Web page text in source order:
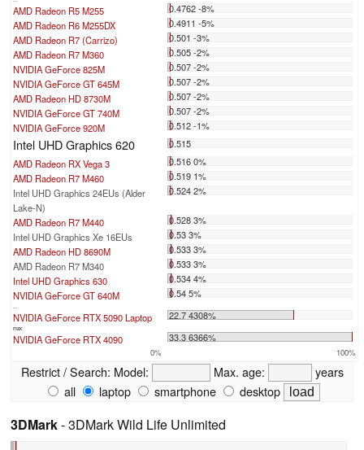
AMD Radeon R5 M255
0.4762 -8%
AMD Radeon R6 M255DX
0.4911 -5%
AMD Radeon R7 (Carrizo)
0.501 -3%
AMD Radeon R7 M360
0.505 -2%
NVIDIA GeForce 825M
0.507 -2%
NVIDIA GeForce GT 645M
0.507 -2%
AMD Radeon HD 8730M
0.507 -2%
NVIDIA GeForce GT 740M
0.507 -2%
NVIDIA GeForce 920M
0.512 -1%
Intel UHD Graphics 620
0.515
AMD Radeon RX Vega 3
0.516 0%
AMD Radeon R7 M460
0.519 1%
Intel UHD Graphics 24EUs (Alder
Lake-N)
0.524 2%
AMD Radeon R7 M440
0.528 3%
Intel UHD Graphics Xe 16EUs
0.53 3%
AMD Radeon HD 8690M
0.533 3%
AMD Radeon R7 M340
0.533 3%
Intel UHD Graphics 630
0.534 4%
NVIDIA GeForce GT 640M
0.54 5%
NVIDIA GeForce RTX 5090 Laptop 22.7 4308%
max:
NVIDIA GeForce RTX 4090 33.3 6366%
0% 100%
Restrict / Search: Model: Max. age:
years
all
laptop smartphone desktop
3DMark- 3DMark Wild Life Unlimited